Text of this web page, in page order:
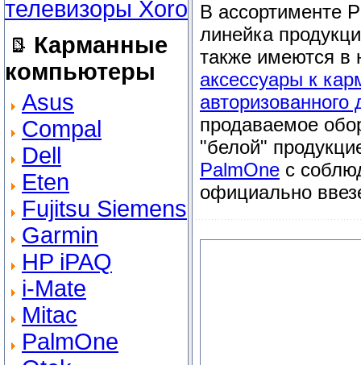
Карманные
компьютеры
Asus
Compal
Dell
Eten
Fujitsu Siemens
Garmin
HP iPAQ
i-Mate
Mitac
PalmOne
В ассортименте
линейка
также имеются в
аксессуары к
авторизованного
продаваемое
"белой"
PalmOne с
официально